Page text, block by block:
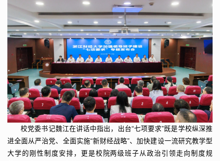
校党委书记魏江在讲话中指出，出台“七项要求”既是学校纵深推
进全面从严治党、全面实施“新财经战略”、加快建设一流研究教学型
大学的刚性制度安排，更是校院两级班子从政治引领走向制度规